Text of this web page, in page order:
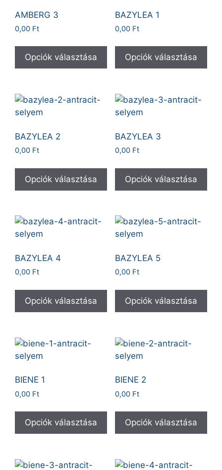
AMBERG 3
0,00 Ft
Opciók választása
BAZYLEA 1
0,00 Ft
Opciók választása
BAZYLEA 2
0,00 Ft
Opciók választása
BAZYLEA 3
0,00 Ft
Opciók választása
BAZYLEA 4
0,00 Ft
Opciók választása
BAZYLEA 5
0,00 Ft
Opciók választása
BIENE 1
0,00 Ft
Opciók választása
BIENE 2
0,00 Ft
Opciók választása